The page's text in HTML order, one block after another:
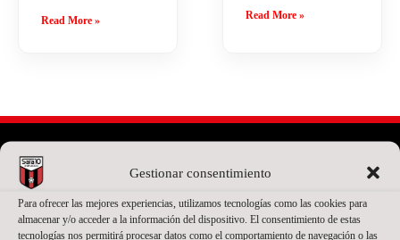
Gestionar consentimiento
Para ofrecer las mejores experiencias, utilizamos tecnologías como las cookies para
almacenar y/o acceder a la información del dispositivo. El consentimiento de estas
tecnologías nos permitirá procesar datos como el comportamiento de navegación o las
Read More » Read More »
PATROCINADOR PRINCIPAL